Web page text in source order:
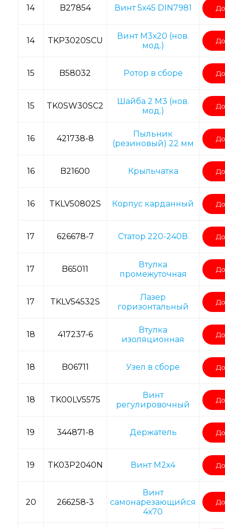
14 B27854 Винт 5х45 DIN7981
14 TKP3020SCU
Винт M3х20 (нов.
мод.)
15 B58032 Ротор в сборе
15 TK0SW30SC2
Шайба 2 M3 (нов.
мод.)
16 421738-8
Пыльник
(резиновый) 22 мм
16 B21600 Крыльчатка
16 TKLV50802S Корпус карданный
17 626678-7 Статор 220-240В
17 B65011
Втулка
промежуточная
17 TKLV54532S
Лазер
горизонтальный
18 417237-6
Втулка
изоляционная
18 B06711 Узел в сборе
18 TK00LV5575
Винт
регулировочный
19 344871-8 Держатель
19 TK03P2040N Винт M2х4
20 266258-3
Винт
самонарезающийся
4х70